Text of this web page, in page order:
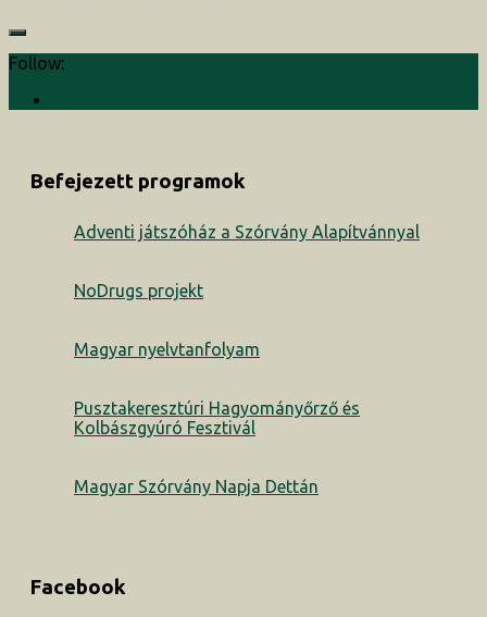
Follow:
Befejezett programok
Adventi játszóház a Szórvány Alapítvánnyal
NoDrugs projekt
Magyar nyelvtanfolyam
Pusztakeresztúri Hagyományőrző és
Kolbászgyúró Fesztivál
Magyar Szórvány Napja Dettán
Facebook